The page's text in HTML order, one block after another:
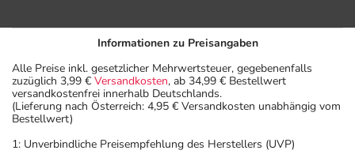
Informationen zu Preisangaben
Alle Preise inkl. gesetzlicher Mehrwertsteuer, gegebenenfalls
zuzüglich 3,99 € Versandkosten, ab 34,99 € Bestellwert
versandkostenfrei innerhalb Deutschlands.
(Lieferung nach Österreich: 4,95 € Versandkosten unabhängig vom
Bestellwert)
1: Unverbindliche Preisempfehlung des Herstellers (UVP)